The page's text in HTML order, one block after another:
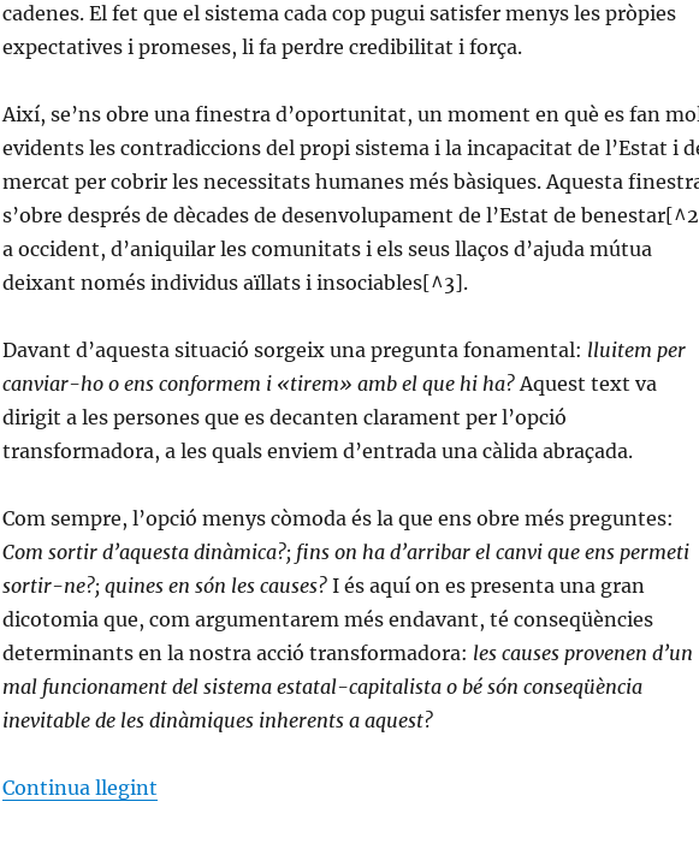
cadenes. El fet que el sistema cada cop pugui satisfer menys les pròpies
expectatives i promeses, li fa perdre credibilitat i força.
Així, se’ns obre una finestra d’oportunitat, un moment en què es fan
evidents les contradiccions del propi sistema i la incapacitat de l’Estat i
mercat per cobrir les necessitats humanes més bàsiques. Aquesta
s’obre després de dècades de desenvolupament de l’Estat de
a occident, d’aniquilar les comunitats i els seus llaços d’ajuda mútua
deixant només individus aïllats i insociables[^3].
Davant d’aquesta situació sorgeix una pregunta fonamental: lluitem per
canviar-ho o ens conformem i «tirem» amb el que hi ha?Aquest text va
dirigit a les persones que es decanten clarament per l’opció
transformadora, a les quals enviem d’entrada una càlida abraçada.
Com sempre, l’opció menys còmoda és la que ens obre més preguntes:
Com sortir d’aquesta dinàmica?; fins on ha d’arribar el canvi que ens permeti
sortir-ne?; quines en són les causes?I és aquí on es presenta una gran
dicotomia que, com argumentarem més endavant, té conseqüències
determinants en la nostra acció transformadora: les causes provenen d’un
mal funcionament del sistema estatal-capitalista o bé són conseqüència
inevitable de les dinàmiques inherents a aquest?
Continua llegint«Reforma o revolució?»